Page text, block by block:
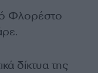
Φλορέστο
δίκτυα της